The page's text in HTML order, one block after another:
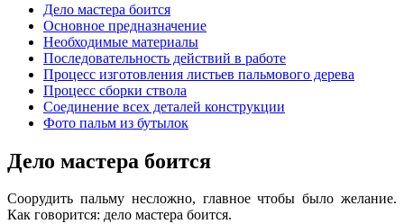
Дело мастера боится
Основное предназначение
Необходимые материалы
Последовательность действий в работе
Процесс изготовления листьев пальмового дерева
Процесс сборки ствола
Соединение всех деталей конструкции
Фото пальм из бутылок
Дело мастера боится
Соорудить пальму несложно, главное чтобы было желание.
Как говорится: дело мастера боится.